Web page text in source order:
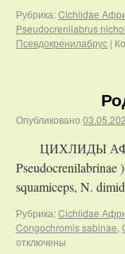
Рубрика:Cichlidae
Pseudocrenilabrus
Псевдокренилабрус |
Опубликовано
ЦИХЛИДЫ
squamiceps, N.
Рубрика:Cichlidae
Congochromis sabinae,
отключены